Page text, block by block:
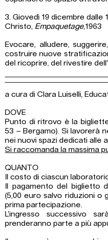
3. Giovedì 19 dicembre dalle
Christo, Empaquetage,1963
Evocare, alludere,
costruire nuove
del ricoprire, del rivestire
a cura di Clara Luiselli,
DOVE
Punto di ritrovo è la
53 – Bergamo). Si lavorerà
nei nuovi spazi dedicati alle
Si raccomanda la massima
QUANTO
Il costo di ciascun
Il pagamento del biglietto
(5,00 euro salvo riduzioni o
prima partecipazione.
L’ingresso successivo
prenderanno parte a più